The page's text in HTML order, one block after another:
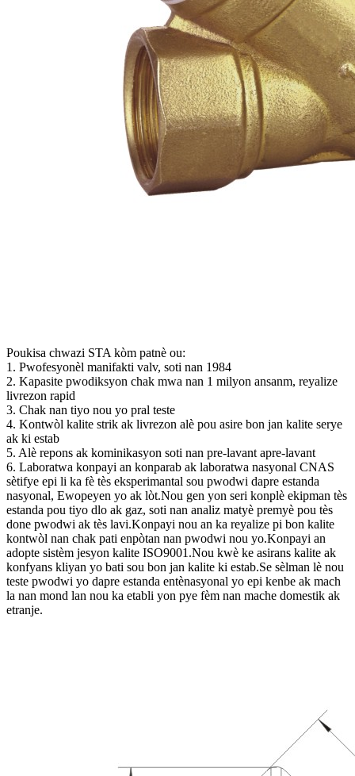
Poukisa chwazi STA kòm patnè ou:
1. Pwofesyonèl manifakti valv, soti nan 1984
2. Kapasite pwodiksyon chak mwa nan 1 milyon ansanm, reyalize
livrezon rapid
3. Chak nan tiyo nou yo pral teste
4. Kontwòl kalite strik ak livrezon alè pou asire bon jan kalite serye
ak ki estab
5. Alè repons ak kominikasyon soti nan pre-lavant apre-lavant
6. Laboratwa konpayi an konparab ak laboratwa nasyonal CNAS
sètifye epi li ka fè tès eksperimantal sou pwodwi dapre estanda
nasyonal, Ewopeyen yo ak lòt.Nou gen yon seri konplè ekipman tès
estanda pou tiyo dlo ak gaz, soti nan analiz matyè premyè pou tès
done pwodwi ak tès lavi.Konpayi nou an ka reyalize pi bon kalite
kontwòl nan chak pati enpòtan nan pwodwi nou yo.Konpayi an
adopte sistèm jesyon kalite ISO9001.Nou kwè ke asirans kalite ak
konfyans kliyan yo bati sou bon jan kalite ki estab.Se sèlman lè nou
teste pwodwi yo dapre estanda entènasyonal yo epi kenbe ak mach
la nan mond lan nou ka etabli yon pye fèm nan mache domestik ak
etranje.